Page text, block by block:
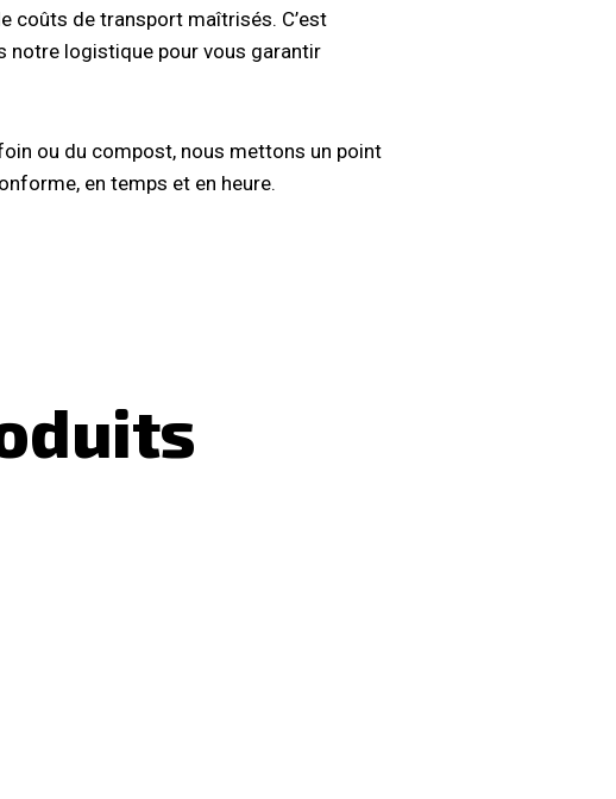
coûts de transport maîtrisés. C’est
notre logistique pour vous garantir
ou du compost, nous mettons un point
en temps et en heure.